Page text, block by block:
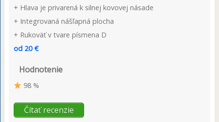
+ Hlava je privarená k silnej kovovej násade
+ Integrovaná nášľapná plocha
+ Rukoväť v tvare písmena D
od 20 €
Hodnotenie
98 %
Čítať recenzie